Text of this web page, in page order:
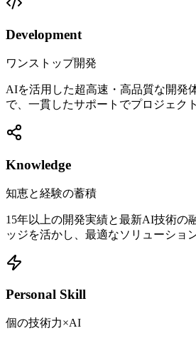
Development
ワンストップ開発
AIを活用した超高速・高品質な開発
で、一貫したサポートでプロジェク
Knowledge
知恵と経験の蓄積
15年以上の開発実績と最新AI技術の
ッジを活かし、最適なソリューショ
Personal Skill
個の技術力×AI